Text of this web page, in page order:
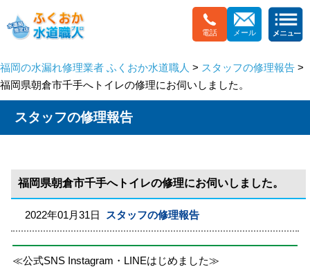
電話 メール
福岡の水漏れ修理業者 ふくおか水道職人 > スタッフの修理報告 >
福岡県朝倉市千手へトイレの修理にお伺いしました。
スタッフの修理報告
福岡県朝倉市千手へトイレの修理にお伺いしました。
2022年01月31日 スタッフの修理報告
≪公式SNS Instagram・LINEはじめました≫